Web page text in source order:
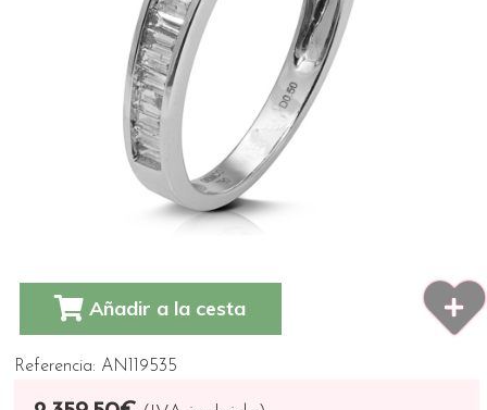
Añadir a la cesta
Referencia: AN119535